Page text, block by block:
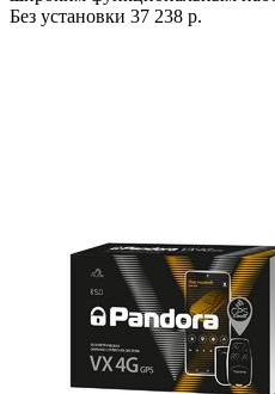
Без установки 37 238 р.